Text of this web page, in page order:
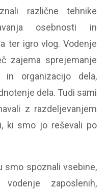
različne tehnike
osebnosti in
ter igro vlog. Vodenje
zajema sprejemanje
in organizacijo dela,
dela. Tudi sami
z razdeljevanjem
ki smo jo reševali po
smo spoznali vsebine,
zaposlenih,